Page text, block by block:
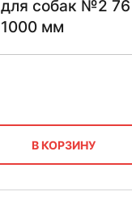
для собак №2
1000 мм
В КОРЗИНУ